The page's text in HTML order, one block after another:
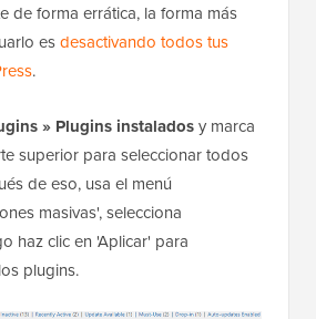
de forma errática, la forma más
esdesactivando todos tus
.
» Plugins instaladosy marca
superior para seleccionar todos
de eso, usa el menú
masivas', selecciona
haz clic en 'Aplicar' para
plugins.